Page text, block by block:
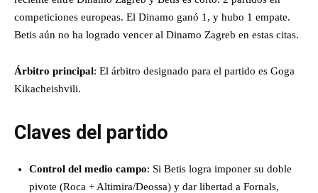
competiciones europeas. El Dinamo ganó 1, y hubo 1 empate.
Betis aún no ha logrado vencer al Dinamo Zagreb en estas citas.
Árbitro principal: El árbitro designado para el partido es Goga
Kikacheishvili.
Claves del partido
Control del medio campo: Si Betis logra imponer su doble
pivote (Roca + Altimira/Deossa) y dar libertad a Fornals,